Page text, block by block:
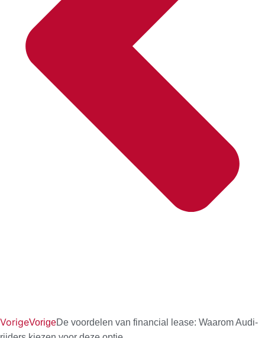
VorigeVorigeDe voordelen van financial lease: Waarom Audi-